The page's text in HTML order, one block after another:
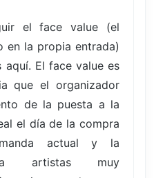
el face value (el
en la propia entrada)
El face value es
que el organizador
de la puesta a la
el día de la compra
actual y la
artistas muy